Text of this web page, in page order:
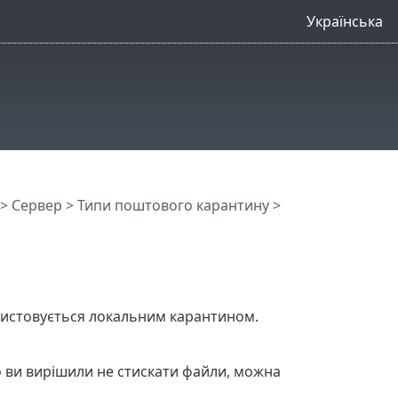
Українська
Сервер >Типи поштового карантину>
локальним карантином.
вирішили не стискати файли, можна